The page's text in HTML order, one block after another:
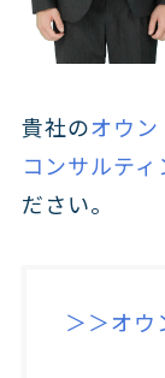
貴社のオウ
コンサルティ
ださい。
＞＞オウ